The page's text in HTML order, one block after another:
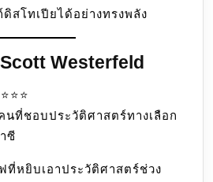
สโทเปียได้อย่างทรงพลัง
Westerfeld
ชอบประวัติศาสตร์ทางเลือก
ซี
ที่หยิบเอาประวัติศาสตร์ช่วง